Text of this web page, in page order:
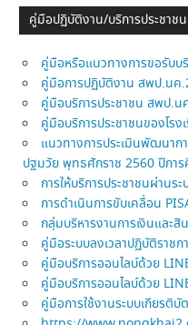
คู่มือปฏิบัติงาน/บริการประชาชน
คู่มือหรือแนวทางการขอรับบ
คู่มือการปฏิบัติงาน สพป.นค
คู่มือบริการประชาชน สพป.น
คู่มือบริการประชาชนของโรง
แนวทางการประเมินพัฒนาก
ปฐมวัย พุทธศักราช 2560 ปีการ
การให้บริการประชาชนผ่าน
การดำเนินการขับเคลื่อน
กลุ่มบริหารงานการเงินและ
คู่มือระบบลงเวลาปฏิบัติราช
คู่มือบริการออนไลบ์ด้วย
คู่มือบริการออนไลบ์ด้วย
คู่มือการใช้งานระบบเกียรติ